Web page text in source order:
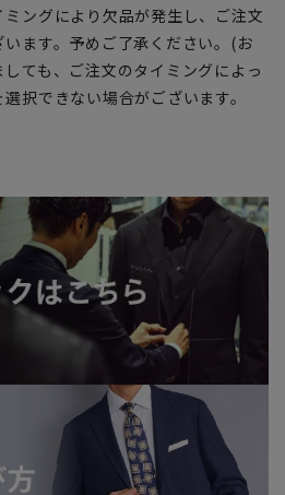
ミングにより欠品が発生し、ご注文
ます。予めご了承ください。(お
ても、ご注文のタイミングによっ
択できない場合がございます。